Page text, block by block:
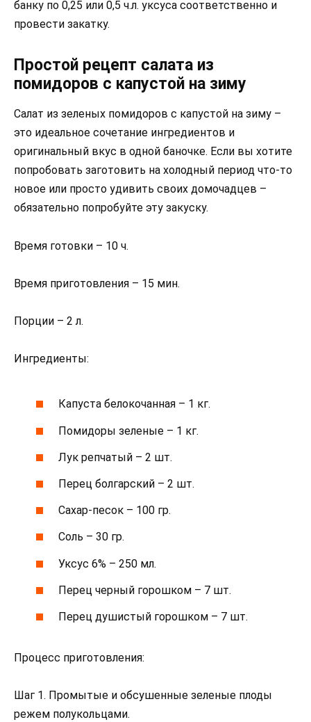
банку по 0,25 или 0,5 ч.л. уксуса соответственно и
провести закатку.
Простой рецепт салата из
помидоров с капустой на зиму
Салат из зеленых помидоров с капустой на зиму –
это идеальное сочетание ингредиентов и
оригинальный вкус в одной баночке. Если вы хотите
попробовать заготовить на холодный период что-то
новое или просто удивить своих домочадцев –
обязательно попробуйте эту закуску.
Время готовки – 10 ч.
Время приготовления – 15 мин.
Порции – 2 л.
Ингредиенты:
Капуста белокочанная – 1 кг.
Помидоры зеленые – 1 кг.
Лук репчатый – 2 шт.
Перец болгарский – 2 шт.
Сахар-песок – 100 гр.
Соль – 30 гр.
Уксус 6% – 250 мл.
Перец черный горошком – 7 шт.
Перец душистый горошком – 7 шт.
Процесс приготовления:
Шаг 1. Промытые и обсушенные зеленые плоды
режем полукольцами.